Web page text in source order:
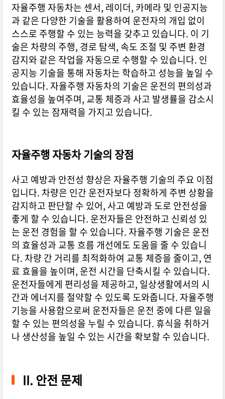
자율주행 자동차는 센서, 레이더, 카메라 및 인공지능
과 같은 다양한 기술을 활용하여 운전자의 개입 없이
스스로 주행할 수 있는 능력을 갖추고 있습니다. 이 기
술은 차량의 주행, 경로 탐색, 속도 조절 및 주변 환경
감지와 같은 작업을 자동으로 수행할 수 있습니다. 인
공지능 기술을 통해 자동차는 학습하고 성능을 높일 수
있습니다. 자율주행 자동차의 기술은 운전의 편의성과
효율성을 높여주며, 교통 체증과 사고 발생률을 감소시
킬 수 있는 잠재력을 가지고 있습니다.
자율주행 자동차 기술의 장점
사고 예방과 안전성 향상은 자율주행 기술의 주요 이점
입니다. 차량은 인간 운전자보다 정확하게 주변 상황을
감지하고 판단할 수 있어, 사고 예방과 도로 안전성을
좋게 할 수 있습니다. 운전자들은 안전하고 신뢰성 있
는 운전 경험을 할 수 있습니다. 자율주행 기술은 운전
의 효율성과 교통 흐름 개선에도 도움을 줄 수 있습니
다. 차량 간 거리를 최적화하여 교통 체증을 줄이고, 연
료 효율을 높이며, 운전 시간을 단축시킬 수 있습니다.
운전자들에게 편리성을 제공하고, 일상생활에서의 시
간과 에너지를 절약할 수 있도록 도와줍니다. 자율주행
기능을 사용함으로써 운전자들은 운전 중에 다른 일을
할 수 있는 편의성을 누릴 수 있습니다. 휴식을 취하거
나 생산성을 높일 수 있는 시간을 확보할 수 있습니다.
II. 안전 문제